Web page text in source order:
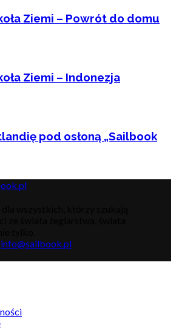
Ziemi – Powrót do domu
Ziemi – Indonezja
pod osłoną „Sailbook
info@sailbook.pl